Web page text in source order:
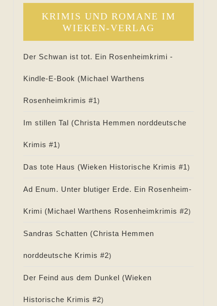
KRIMIS UND ROMANE IM
WIEKEN-VERLAG
Der Schwan ist tot. Ein Rosenheimkrimi -
Kindle-E-Book (Michael Warthens
Rosenheimkrimis #1)
Im stillen Tal (Christa Hemmen norddeutsche
Krimis #1)
Das tote Haus (Wieken Historische Krimis #1)
Ad Enum. Unter blutiger Erde. Ein Rosenheim-
Krimi (Michael Warthens Rosenheimkrimis #2)
Sandras Schatten (Christa Hemmen
norddeutsche Krimis #2)
Der Feind aus dem Dunkel (Wieken
Historische Krimis #2)